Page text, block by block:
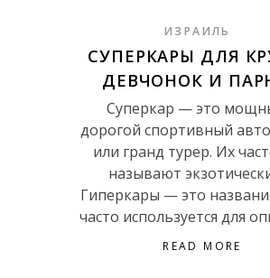
ИЗРАИЛЬ
СУПЕРКАРЫ ДЛЯ
ДЕВЧОНОК И
Суперкар — это
дорогой спортивный
или гранд турер. Их
называют
Гиперкары — это
часто используется для
READ MORE